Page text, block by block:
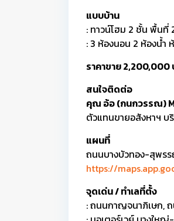
แบบบ้าน
: ทาวน์โฮม 2 ชั้น พื้นที่
: 3 ห้องนอน 2 ห้องน้ำ
ราคาขาย 2,200,000
สนใจติดต่อ
คุณ อ้อ (กนกวรรณ)
ตัวแทนขายอสังหาฯ
แผนที่
ถนนบางบัวทอง-สุพรร
https://
จุดเด่น / ทำเลที่ตั้ง
: ถนนกาญจนาภิเษก,